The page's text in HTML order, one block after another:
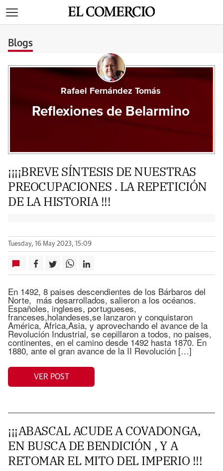
Blogs
Rafael Fernández Tomás
Reflexiones de Belarmino
¡¡¡¡BREVE SÍNTESIS DE NUESTRAS
PREOCUPACIONES . LA REPETICIÓN
DE LA HISTORIA !!!
Tuesday, 16 May 2023, 15:09
En 1492, 8 paises descendientes de los Bárbaros del
Norte, más desarrollados, salieron a los océanos.
Españoles, ingleses, portugueses,
franceses,holandeses,se lanzaron y conquistaron
América, Africa,Asia, y aprovechando el avance de la
Revolución Industrial, se cepillaron a todos, no paises,
continentes, en el camino desde 1492 hasta 1870. En
1880, ante el gran avance de la II Revolución […]
VER POST
¡¡¡ABASCAL ACUDE A COVADONGA,
EN BUSCA DE BENDICIÓN , Y A
RETOMAR EL MITO DEL IMPERIO !!!